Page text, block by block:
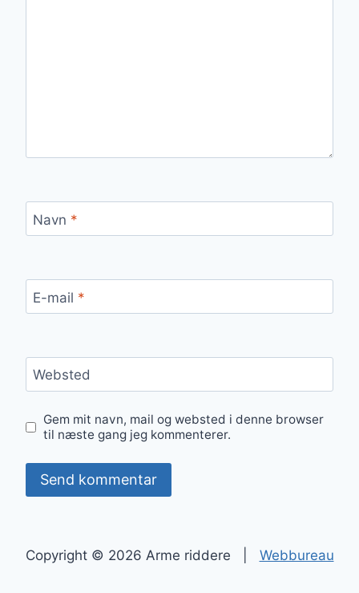
Navn *
E-mail *
Websted
Gem mit navn, mail og websted i denne browser
til næste gang jeg kommenterer.
Copyright © 2026 Arme riddere | Webbureau